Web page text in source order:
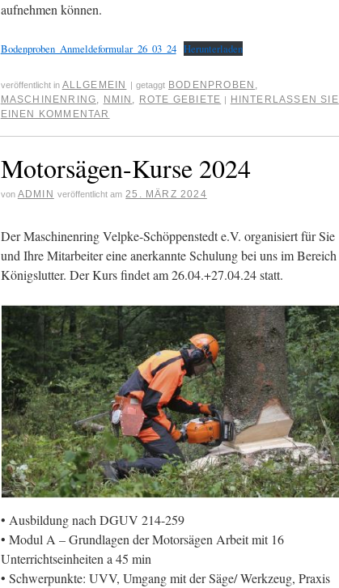
aufnehmen können.
Bodenproben_Anmeldeformular_26_03_24 Herunterladen
veröffentlicht in ALLGEMEIN getaggt BODENPROBEN ,
MASCHINENRING, NMIN , ROTE GEBIETE
HINTERLASSEN SIE
EINEN KOMMENTAR
Motorsägen-Kurse 2024
von ADMIN veröffentlicht am 25. MÄRZ 2024
Der Maschinenring Velpke-Schöppenstedt e.V. organisiert für Sie
und Ihre Mitarbeiter eine anerkannte Schulung bei uns im Bereich
Königslutter. Der Kurs findet am 26.04.+27.04.24 statt.
• Ausbildung nach DGUV 214-259
• Modul A – Grundlagen der Motorsägen Arbeit mit 16
Unterrichtseinheiten a 45 min
• Schwerpunkte: UVV, Umgang mit der Säge/ Werkzeug, Praxis